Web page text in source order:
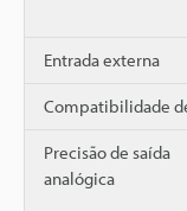
Entrada externa
Compatibilidade
Precisão de saída
analógica